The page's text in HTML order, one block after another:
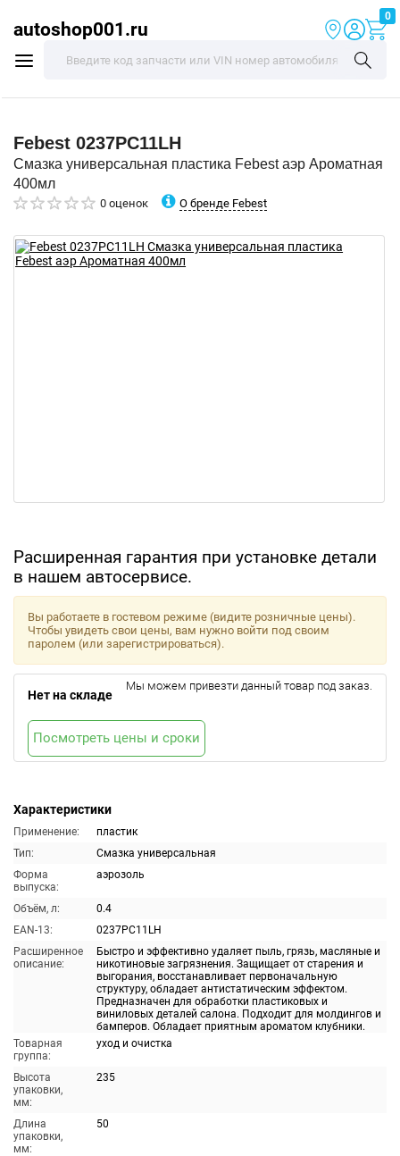
autoshop001.ru
0
Febest 0237PC11LH
Смазка универсальная пластика Febest аэр Ароматная
400мл
0 оценок О бренде Febest
Расширенная гарантия при установке детали
в нашем автосервисе.
Характеристики
Применение:
пластик
Тип:
Смазка универсальная
Форма
выпуска:
аэрозоль
Объём, л:
0.4
EAN-13:
0237PC11LH
Расширенное
описание:
Быстро и эффективно удаляет пыль, грязь, масляные и
никотиновые загрязнения. Защищает от старения и
выгорания, восстанавливает первоначальную
структуру, обладает антистатическим эффектом.
Предназначен для обработки пластиковых и
виниловых деталей салона. Подходит для молдингов и
бамперов. Обладает приятным ароматом клубники.
Товарная
группа:
уход и очистка
Высота
упаковки,
мм:
235
Длина
упаковки,
мм:
50
Вы работаете в гостевом режиме (видите розничные цены).
Чтобы увидеть свои цены, вам нужно войти под своим
паролем (или зарегистрироваться).
Нет на складе
Мы можем привезти данный товар под заказ.
Посмотреть цены и сроки